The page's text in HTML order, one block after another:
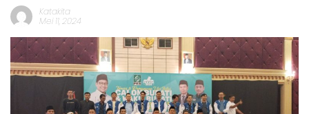
Katakita
Mei 11, 2024